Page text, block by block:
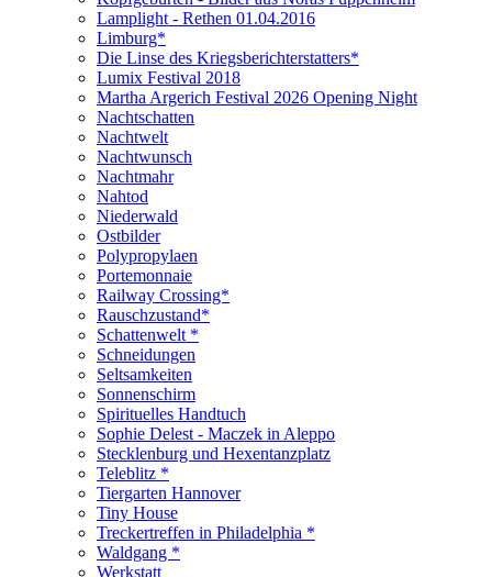
Lamplight - Rethen 01.04.2016
Limburg*
Die Linse des Kriegsberichterstatters*
Lumix Festival 2018
Martha Argerich Festival 2026 Opening Night
Nachtschatten
Nachtwelt
Nachtwunsch
Nachtmahr
Nahtod
Niederwald
Ostbilder
Polypropylaen
Portemonnaie
Railway Crossing*
Rauschzustand*
Schattenwelt *
Schneidungen
Seltsamkeiten
Sonnenschirm
Spirituelles Handtuch
Sophie Delest - Maczek in Aleppo
Stecklenburg und Hexentanzplatz
Teleblitz *
Tiergarten Hannover
Tiny House
Treckertreffen in Philadelphia *
Waldgang *
Werkstatt